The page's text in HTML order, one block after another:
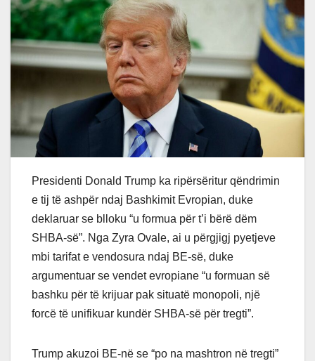
Presidenti Donald Trump ka ripërsëritur qëndrimin
e tij të ashpër ndaj Bashkimit Evropian, duke
deklaruar se blloku “u formua për t’i bërë dëm
SHBA-së”. Nga Zyra Ovale, ai u përgjigj pyetjeve
mbi tarifat e vendosura ndaj BE-së, duke
argumentuar se vendet evropiane “u formuan së
bashku për të krijuar pak situatë monopoli, një
forcë të unifikuar kundër SHBA-së për tregti”.
Trump akuzoi BE-në se “po na mashtron në tregti”